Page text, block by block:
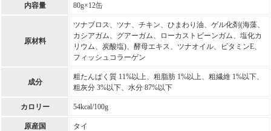
内容量
80g×12缶
原材料
ツナブロス、ツナ、チキン、ひまわり油、ゲル化剤(海藻、
カシアガム、グアーガム、ローカストビーンガム、塩化カ
リウム、炭酸塩)、酵母エキス、ツナオイル、ビタミンE、
フィッシュコラーゲン
成分
粗たんぱく質 11%以上、粗脂肪 1%以上、粗繊維 1%以下、
粗灰分 3%以下、水分 87%以下
カロリー 54kcal/100g
原産国 タイ